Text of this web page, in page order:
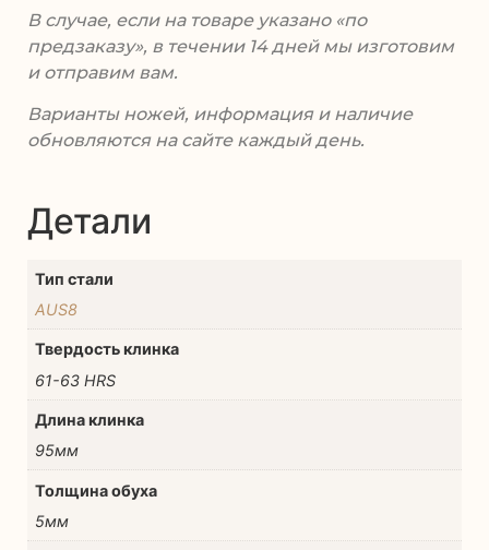
В случае, если на товаре указано «по
предзаказу», в течении 14 дней мы изготовим
и отправим вам.
Варианты ножей, информация и наличие
обновляются на сайте каждый день.
Детали
Тип стали
AUS8
Твердость клинка
61-63 HRS
Длина клинка
95мм
Толщина обуха
5мм